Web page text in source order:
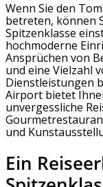
Wenn Sie den
betreten, können
Spitzenklasse
hochmoderne
Ansprüchen von
und eine Vielzahl
Dienstleistungen
Airport bietet
unvergessliche
und
Ein